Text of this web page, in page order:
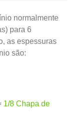
normalmente
para 6
as espessuras
são:
1/8 Chapa de